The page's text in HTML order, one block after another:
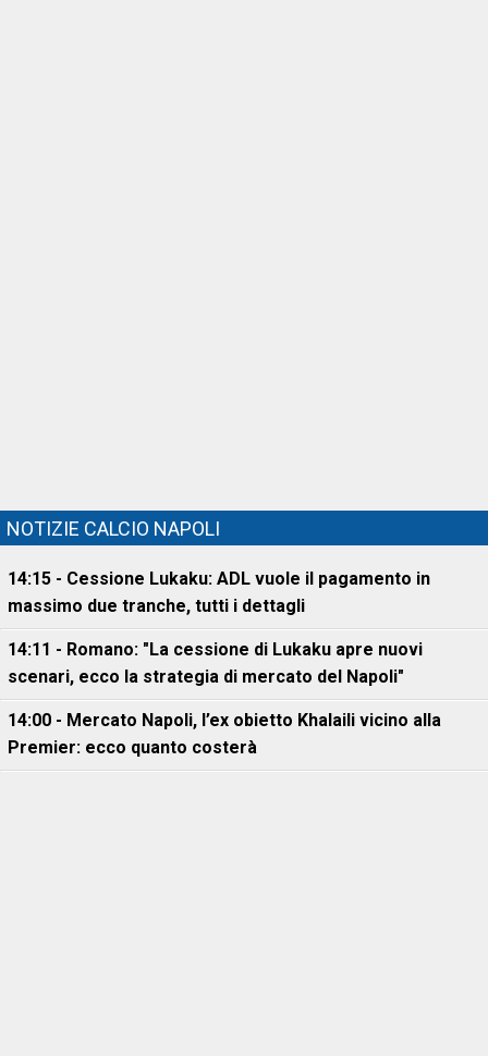
NOTIZIE CALCIO NAPOLI
14:15 - Cessione Lukaku: ADL vuole il pagamento in
massimo due tranche, tutti i dettagli
14:11 - Romano: "La cessione di Lukaku apre nuovi
scenari, ecco la strategia di mercato del Napoli"
14:00 - Mercato Napoli, l’ex obietto Khalaili vicino alla
Premier: ecco quanto costerà